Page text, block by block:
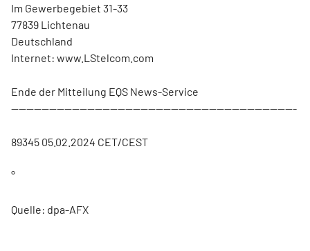
Im Gewerbegebiet 31-33
77839 Lichtenau
Deutschland
Internet: www.LStelcom.com
Ende der Mitteilung EQS News-Service
---------------------------------------------------------------------------
89345 05.02.2024 CET/CEST
°
Quelle: dpa-AFX